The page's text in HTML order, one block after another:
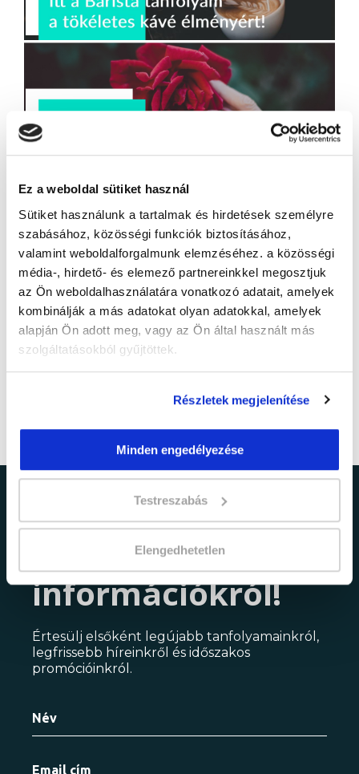
Ez a weboldal sütiket használ
Sütiket használunk a tartalmak és hirdetések személyre
szabásához, közösségi funkciók biztosításához,
valamint weboldalforgalmunk elemzéséhez. a közösségi
média-, hirdető- és elemező partnereinkkel megosztjuk
az Ön weboldalhasználatára vonatkozó adatait, amelyek
kombinálják a más adatokat olyan adatokkal, amelyek
alapján Ön adott meg, vagy az Ön által használt más
szolgáltatásokból gyűjtöttek.
Részletek megjelenítése
Minden engedélyezése
Testreszabás
Elengedhetetlen
Ne maradj le a
legfrissebb
információkról!
Értesülj elsőként legújabb tanfolyamainkról,
legfrissebb híreinkről és időszakos
promócióinkról.